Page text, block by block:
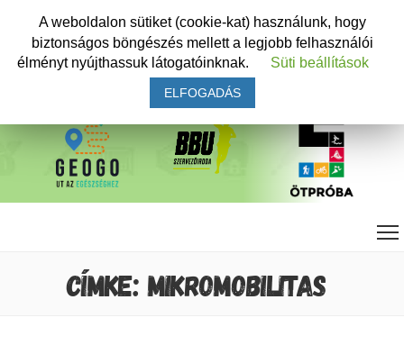
CÍMKE: MIKROMOBILITAS
A weboldalon sütiket (cookie-kat) használunk, hogy
biztonságos böngészés mellett a legjobb felhasználói
élményt nyújthassuk látogatóinknak.
Süti beállítások
ELFOGADÁS